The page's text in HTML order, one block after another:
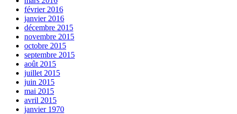
février 2016
janvier 2016
décembre 2015
novembre 2015
octobre 2015
septembre 2015
août 2015
juillet 2015
juin 2015
mai 2015
avril 2015
janvier 1970